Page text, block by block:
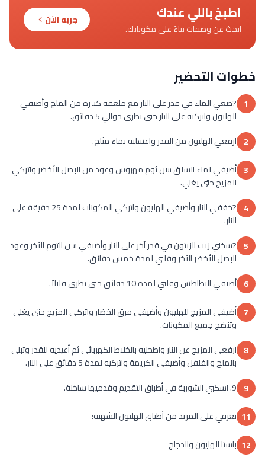
اطبخ باللي عندك
ابحث عن وصفات بناءً على مكوناتك.
جربه الآن
خطوات التحضير
1 ?ضعي الماء في قدر على النار مع ملعقة كبيرة من الملح وأضيفي
الهليون واتركيه على النار حتى يطرى حوالي 5 دقائق.
2 ارفعي الهليون من القدر واغسليه بماء مثلج.
3 أضيفي لماء السلق سن ثوم مهروس وعود من البصل الأخضر واتركي
المزيج حتى يغلي.
4
?خففي النار وأضيفي الهليون واتركي المكونات لمدة 25 دقيقة على
النار.
5 ?سخني زيت الزيتون في قدر آخر على النار وأضيفي سن الثوم الآخر وعود
البصل الأخضر الآخر وقلبي لمدة خمس دقائق.
6 أضيفي البطاطس وقلبي لمدة 10 دقائق حتى تطرى قليلاً.
7 أضيفي المزيج للهليون وأضيفي مرق الخضار واتركي المزيج حتى يغلي
وتنضج جميع المكونات.
8 ارفعي المزيج عن النار واطحنيه بالخلاط الكهربائي ثم أعيديه للقدر وتبلي
بالملح والفلفل وأضيفي الكريمة واتركيه لمدة 5 دقائق على النار.
9 9. اسكبي الشوربة في أطباق التقديم وقدميها ساخنة.
11 تعرفي على المزيد من أطباق الهليون الشهية:
12 باستا الهليون والدجاج